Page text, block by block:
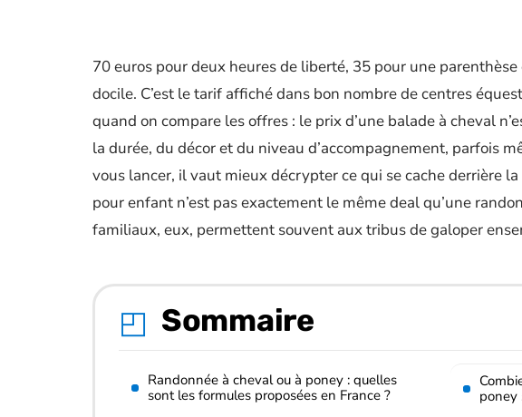
70 euros pour deux heures de liberté, 35 pour une parenthèse
docile. C’est le tarif affiché dans bon nombre de centres
quand on compare les offres : le prix d’une balade à cheval
la durée, du décor et du niveau d’accompagnement, parfois
vous lancer, il vaut mieux décrypter ce qui se cache derrière
pour enfant n’est pas exactement le même deal qu’une
familiaux, eux, permettent souvent aux tribus de galoper
Sommaire
Randonnée à cheval ou à poney : quelles
sont les formules proposées en France ?
poney